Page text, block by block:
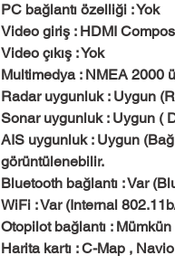
PC bağlantı özelliği : Yok
Video giriş : HDMI
Video çıkış : Yok
Multimedya : NMEA 2000
Radar uygunluk : Uygun
Sonar uygunluk : Uygun (
AIS uygunluk : Uygun
görüntülenebilir.
Bluetooth bağlantı : Var
WiFi : Var (Internal
Otopilot bağlantı : Mümkün
Harita kartı : C-Map ,